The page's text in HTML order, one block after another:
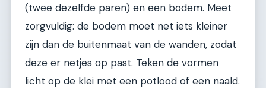
(twee dezelfde paren) en een bodem. Meet
zorgvuldig: de bodem moet net iets kleiner
zijn dan de buitenmaat van de wanden, zodat
deze er netjes op past. Teken de vormen
licht op de klei met een potlood of een naald.